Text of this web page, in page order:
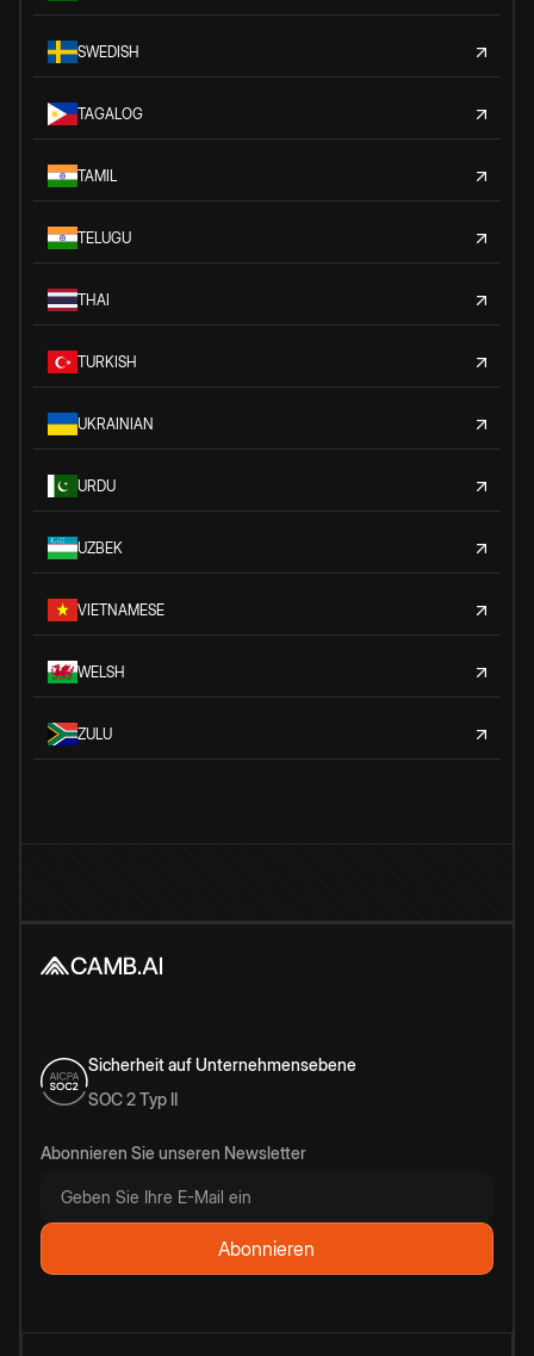
SWEDISH
TAGALOG
TAMIL
TELUGU
THAI
TURKISH
UKRAINIAN
URDU
UZBEK
VIETNAMESE
WELSH
ZULU
Sicherheit auf Unternehmensebene
SOC 2 Typ II
Abonnieren Sie unseren Newsletter